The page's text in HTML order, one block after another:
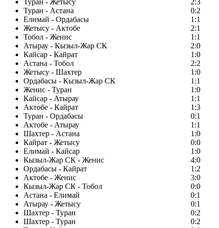
Туран - Жетысу
2:3
Туран - Астана
0:2
Елимай - Ордабасы
1:1
Жетысу - Актобе
2:1
Тобол - Женис
1:1
Атырау - Кызыл-Жар СК
2:0
Кайсар - Кайрат
1:0
Астана - Тобол
2:2
Жетысу - Шахтер
1:0
Ордабасы - Кызыл-Жар СК
1:1
Женис - Туран
1:0
Кайсар - Атырау
1:1
Актобе - Кайрат
1:3
Туран - Ордабасы
0:1
Актобе - Атырау
1:1
Шахтер - Астана
1:0
Кайрат - Жетысу
0:0
Елимай - Кайсар
1:0
Кызыл-Жар СК - Женис
4:0
Ордабасы - Кайрат
1:2
Актобе - Женис
3:0
Кызыл-Жар СК - Тобол
0:0
Астана - Елимай
0:1
Атырау - Жетысу
0:1
Шахтер - Туран
0:2
Шахтер - Туран
0:2